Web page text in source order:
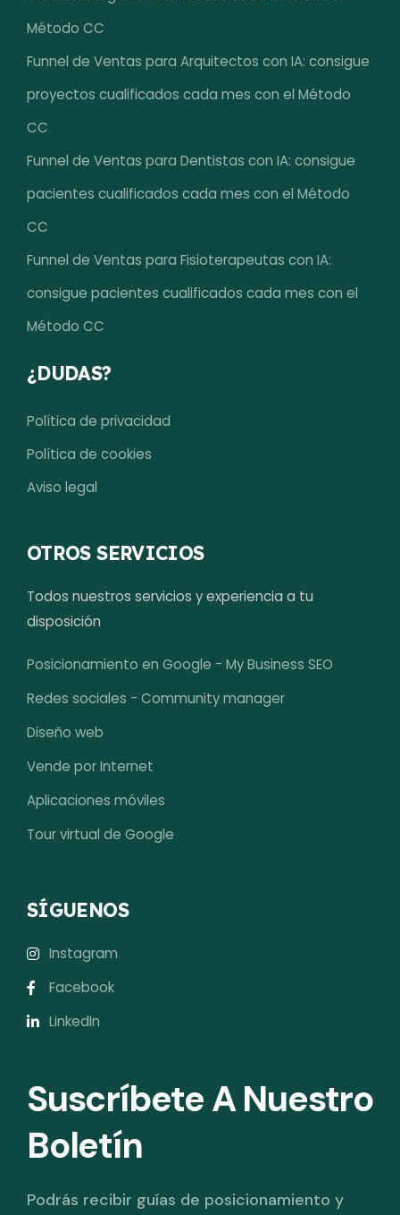
Método CC
Funnel de Ventas para Arquitectos con IA: consigue
proyectos cualificados cada mes con el Método
CC
Funnel de Ventas para Dentistas con IA: consigue
pacientes cualificados cada mes con el Método
CC
Funnel de Ventas para Fisioterapeutas con IA:
consigue pacientes cualificados cada mes con el
Método CC
¿DUDAS?
Política de privacidad
Política de cookies
Aviso legal
OTROS SERVICIOS
Todos nuestros servicios y experiencia a tu
disposición
Posicionamiento en Google - My Business SEO
Redes sociales - Community manager
Diseño web
Vende por Internet
Aplicaciones móviles
Tour virtual de Google
SÍGUENOS
Instagram
Facebook
LinkedIn
Suscríbete A Nuestro
Boletín
Podrás recibir guías de posicionamiento y